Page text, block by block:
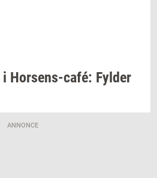
i Horsens-​café: Fyl­der
ANNONCE